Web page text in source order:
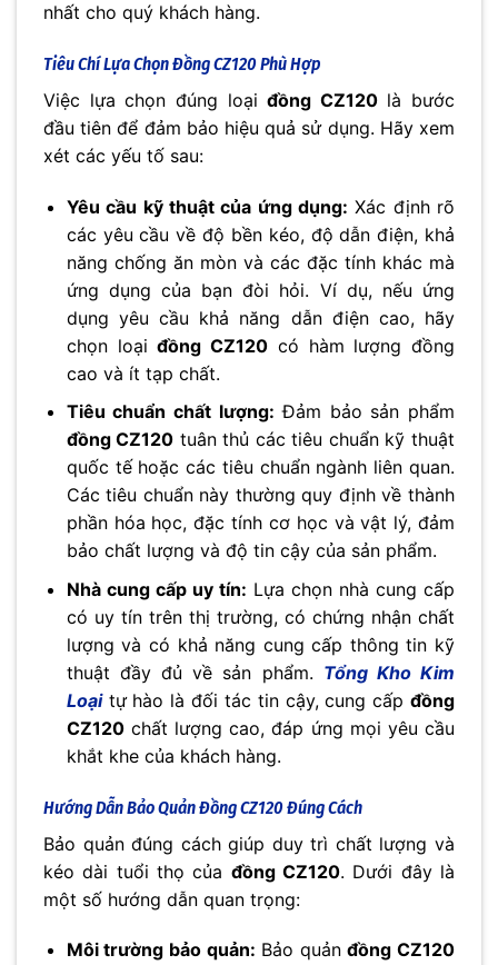
nhất cho quý khách hàng.
Tiêu Chí Lựa ChọnĐồng CZ120Phù Hợp
Việc lựa chọn đúng loạiđồng CZ120là bước
đầu tiên để đảm bảo hiệu quả sử dụng. Hãy xem
xét các yếu tố sau:
Yêu cầu kỹ thuật của ứng dụng: Xác định rõ
các yêu cầu về độ bền kéo, độ dẫn điện, khả
năng chống ăn mòn và các đặc tính khác mà
ứng dụng của bạn đòi hỏi. Ví dụ, nếu ứng
dụng yêu cầu khả năng dẫn điện cao, hãy
chọn loạiđồng CZ120 có hàm lượng đồng
cao và ít tạp chất.
Tiêu chuẩn chất lượng: Đảm bảo sản phẩm
đồng CZ120 tuân thủ các tiêu chuẩn kỹ thuật
quốc tế hoặc các tiêu chuẩn ngành liên quan.
Các tiêu chuẩn này thường quy định về thành
phần hóa học, đặc tính cơ học và vật lý, đảm
bảo chất lượng và độ tin cậy của sản phẩm.
Nhà cung cấp uy tín: Lựa chọn nhà cung cấp
có uy tín trên thị trường, có chứng nhận chất
lượng và có khả năng cung cấp thông tin kỹ
thuật đầy đủ về sản phẩm. Tổng Kho Kim
Loạitự hào là đối tác tin cậy, cung cấp đồng
CZ120chất lượng cao, đáp ứng mọi yêu cầu
khắt khe của khách hàng.
Hướng Dẫn Bảo QuảnĐồng CZ120Đúng Cách
Bảo quản đúng cách giúp duy trì chất lượng và
kéo dài tuổi thọ của đồng CZ120. Dưới đây là
một số hướng dẫn quan trọng:
Môi trường bảo quản: Bảo quảnđồng CZ120